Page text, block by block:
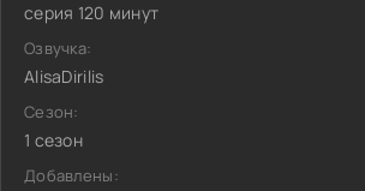
серия 120 минут
Озвучка:
AlisaDirilis
Сезон:
1 сезон
Добавлены: